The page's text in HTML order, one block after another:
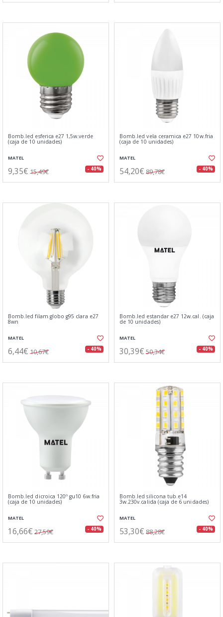
Bomb.led esferica e27 1,5w.verde
(caja de 10 unidades)
MATEL
9,35€ 15,49€ - 40%
Bomb.led vela ceramica e27 10w.fria
(caja de 10 unidades)
MATEL
54,20€ 89,78€ - 40%
Bomb.led filam.globo g95 clara e27
8wn
MATEL
6,44€ 10,67€ - 40%
Bomb.led estandar e27 12w.cal. (caja
de 10 unidades)
MATEL
30,39€ 50,34€ - 40%
Bomb.led dicroica 120º gu10 6w.fria
(caja de 10 unidades)
MATEL
16,66€ 27,59€ - 40%
Bomb.led silicona tub.e14
3w.230v.calida (caja de 6 unidades)
MATEL
53,30€ 88,28€ - 40%